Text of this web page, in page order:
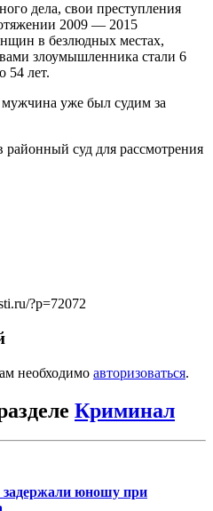
дела, свои преступления
2009 — 2015
в безлюдных местах,
злоумышленника стали 6
54 лет.
мужчина уже был судим за
районный суд для рассмотрения
?p=72072
необходимо авторизоваться.
Криминал
юношу при